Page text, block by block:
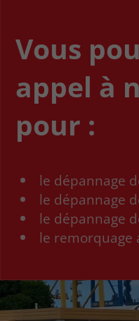
Vous
appel à
pour :
le dépannage
le dépannage
le dépannage
le remorquage